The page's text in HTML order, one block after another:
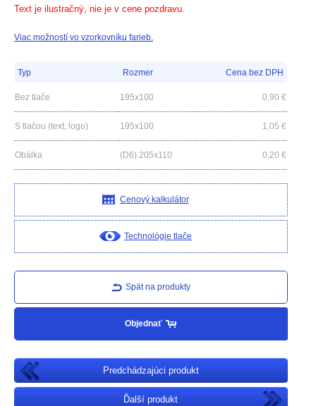
Text je ilustračný, nie je v cene pozdravu.
Viac možností vo vzorkovníku farieb.
Typ Rozmer Cena bez DPH
Bez tlače 195x100 0,90 €
S tlačou (text, logo) 195x100 1,05 €
Obálka (D6) 205x110 0,20 €
Cenový kalkulátor
Technológie tlače
Spät na produkty
Objednať
Predchádzajúci produkt
Ďalší produkt